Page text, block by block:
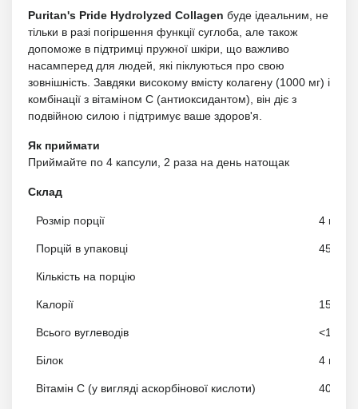
Puritan's Pride Hydrolyzed Collagen буде ідеальним, не
тільки в разі погіршення функції суглоба, але також
допоможе в підтримці пружної шкіри, що важливо
насамперед для людей, які піклуються про свою
зовнішність. Завдяки високому вмісту колагену (1000 мг) і
комбінації з вітаміном C (антиоксидантом), він діє з
подвійною силою і підтримує ваше здоров'я.
Як приймати
Приймайте по 4 капсули, 2 раза на день натощак
Склад
Розмір порції 4
Порцій в упаковці 45
Кількість на порцію
Калорії 15
Всього вуглеводів <1 г
Білок 4 г 8%
Вітамін С (у вигляді аскорбінової кислоти) 40 мг